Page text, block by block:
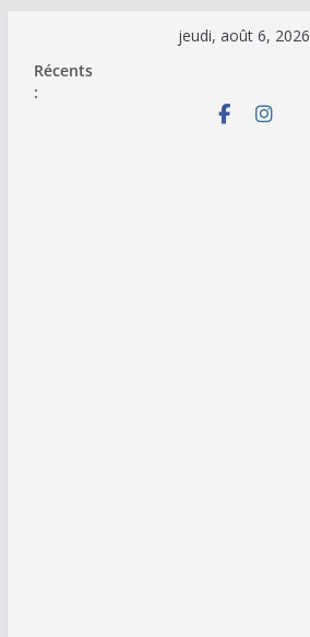
contenu
jeudi, août 6, 2026
Récents
: